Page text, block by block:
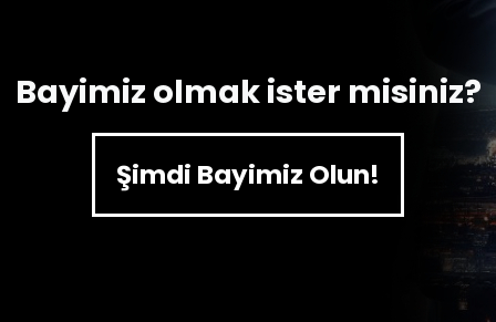
Bayimiz olmak ister misiniz?
Şimdi Bayimiz Olun!